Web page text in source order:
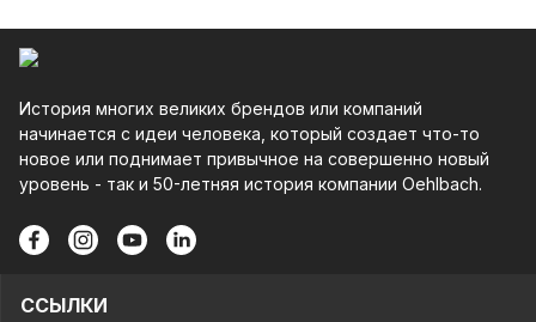
История многих великих брендов или компаний
начинается с идеи человека, который создает что-то
новое или поднимает привычное на совершенно новый
уровень - так и 50-летняя история компании Oehlbach.
ССЫЛКИ